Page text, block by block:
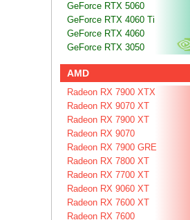
GeForce RTX 5060
GeForce RTX 4060 Ti
GeForce RTX 4060
GeForce RTX 3050
AMD
Radeon RX 7900 XTX
Radeon RX 9070 XT
Radeon RX 7900 XT
Radeon RX 9070
Radeon RX 7900 GRE
Radeon RX 7800 XT
Radeon RX 7700 XT
Radeon RX 9060 XT
Radeon RX 7600 XT
Radeon RX 7600